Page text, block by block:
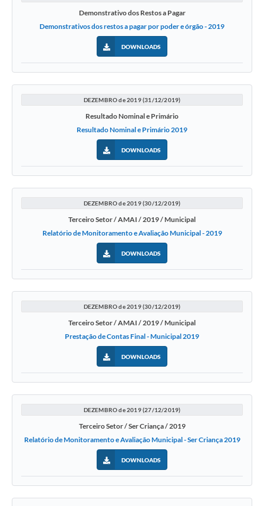
Demonstrativo dos Restos a Pagar
Demonstrativos dos restos a pagar por poder e órgão - 2019
DOWNLOADS
DEZEMBRO de 2019 (31/12/2019)
Resultado Nominal e Primário
Resultado Nominal e Primário 2019
DOWNLOADS
DEZEMBRO de 2019 (30/12/2019)
Terceiro Setor / AMAI / 2019 / Municipal
Relatório de Monitoramento e Avaliação Municipal - 2019
DOWNLOADS
DEZEMBRO de 2019 (30/12/2019)
Terceiro Setor / AMAI / 2019 / Municipal
Prestação de Contas Final - Municipal 2019
DOWNLOADS
DEZEMBRO de 2019 (27/12/2019)
Terceiro Setor / Ser Criança / 2019
Relatório de Monitoramento e Avaliação Municipal - Ser Criança 2019
DOWNLOADS